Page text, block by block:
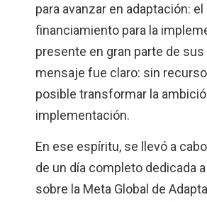
para avanzar en adaptación: el
financiamiento para la
presente en gran parte de
mensaje fue claro: sin
posible transformar la
implementación.
En ese espíritu, se llevó a
de un día completo dedicada
sobre la Meta Global de